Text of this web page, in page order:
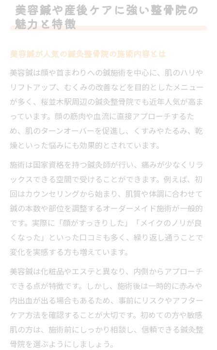
美容鍼や産後ケアに強い整骨院の
魅力と特徴
美容鍼が人気の鍼灸整骨院の施術内容とは
美容鍼は顔や首まわりへの鍼施術を中心に、肌のハリや
リフトアップ、むくみの改善などを目的としたメニュー
が多く、桜並木駅周辺の鍼灸整骨院でも近年人気が高ま
っています。顔の筋肉や血流に直接アプローチするた
め、肌のターンオーバーを促進し、くすみやたるみ、乾
燥といった悩みにも効果的とされています。
施術は国家資格を持つ鍼灸師が行い、痛みが少なくリラ
ックスできる空間で受けることができます。例えば、初
回はカウンセリングから始まり、肌質や体調に合わせて
鍼の本数や部位を調整するオーダーメイド施術が一般的
です。実際に「顔がすっきりした」「メイクのノリが良
くなった」といった口コミも多く、繰り返し通うことで
変化を実感する方も増えています。
美容鍼は化粧品やエステと異なり、内側からアプローチ
できる点が特徴です。しかし、施術後は一時的に赤みや
内出血が出る場合もあるため、事前にリスクやアフター
ケア方法を確認することが大切です。初めての方や敏感
肌の方は、施術前にしっかり相談し、信頼できる鍼灸整
骨院を選ぶようにしましょう。